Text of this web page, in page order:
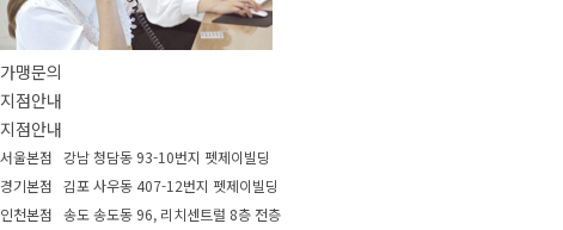
가맹문의
지점안내
지점안내
서울본점 강남 청담동 93-10번지 펫제이빌딩
경기본점 김포 사우동 407-12번지 펫제이빌딩
인천본점 송도 송도동 96, 리치센트럴 8층 전층